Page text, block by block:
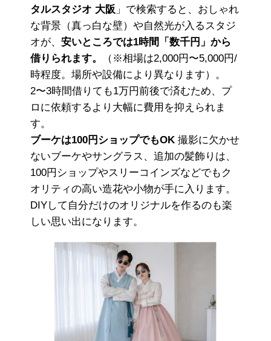
タルスタジオ 大阪 」で検索すると、おしゃれ
な背景（真っ白な壁）や自然光が入るスタジ
オが、 安いところでは1時間「数千円」から
借りられます。
（※相場は2,000円〜5,000円/
時程度。場所や設備により異なります）。
2〜3時間借りても1万円前後で済むため、プ
ロに依頼するより大幅に費用を抑えられま
す。
ブーケは100円ショップでもOK 撮影に欠かせ
ないブーケやサングラス、追加の髪飾りは、
100円ショップやスリーコインズなどでもク
オリティの高い造花や小物が手に入ります。
DIYして自分だけのオリジナルを作るのも楽
しい思い出になります。